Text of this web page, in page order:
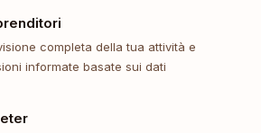
completa della tua attività e
informate basate sui dati